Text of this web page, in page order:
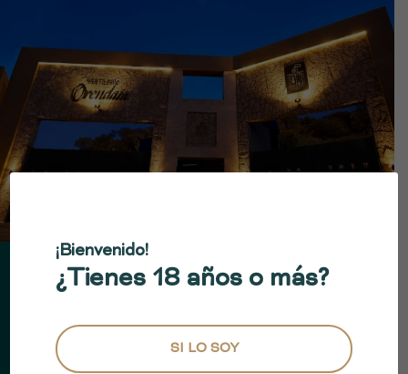
FÁBRICA LA MEXICANA
Una experiencia tequilera inolvidable
¡Bienvenido!
¿Tienes 18 años o más?
SI LO SOY